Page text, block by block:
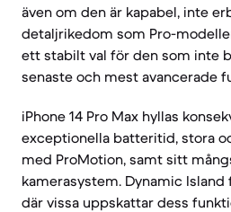
även om den är kapabel, inte
detaljrikedom som Pro-
ett stabilt val för den som inte
senaste och mest avancerade
iPhone 14 Pro Max hyllas
exceptionella batteritid, stora
med ProMotion, samt sitt
kamerasystem. Dynamic
där vissa uppskattar dess